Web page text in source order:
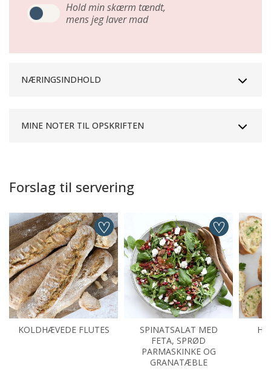
Hold min skærm tændt,
mens jeg laver mad
NÆRINGSINDHOLD
MINE NOTER TIL OPSKRIFTEN
Forslag til servering
KOLDHÆVEDE FLUTES
SPINATSALAT MED
FETA, SPRØD
PARMASKINKE OG
GRANATÆBLE